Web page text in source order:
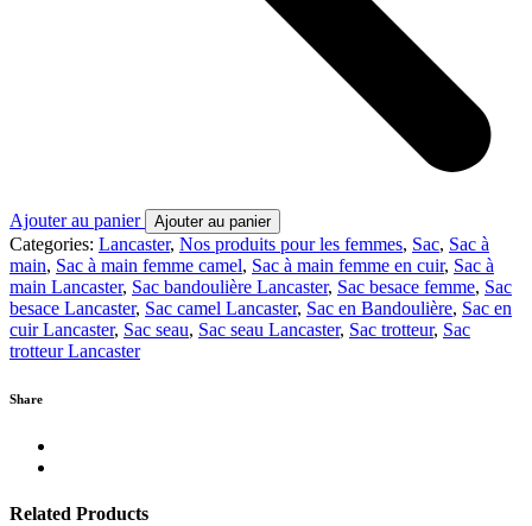
Ajouter au panier Ajouter au panier
Categories: Lancaster, Nos produits pour les femmes, Sac, Sac à
main, Sac à main femme camel, Sac à main femme en cuir, Sac à
main Lancaster, Sac bandoulière Lancaster, Sac besace femme, Sac
besace Lancaster, Sac camel Lancaster, Sac en Bandoulière, Sac en
cuir Lancaster, Sac seau, Sac seau Lancaster, Sac trotteur, Sac
trotteur Lancaster
Share
Related Products